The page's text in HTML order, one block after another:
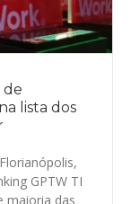
de
lista dos
GPTW TI
maioria das